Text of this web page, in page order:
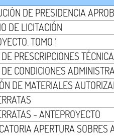
DE PRESIDENCIA
DE LICITACIÓN
TOMO 1
PRESCRIPCIONES
CONDICIONES
DE MATERIALES
- ANTEPROYECTO
APERTURA